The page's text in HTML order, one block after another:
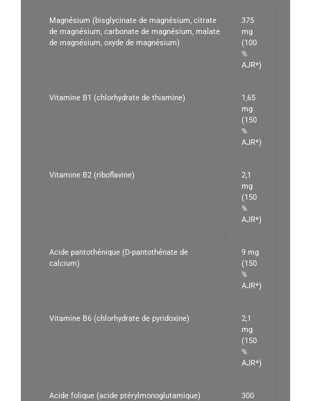
Magnésium (bisglycinate de magnésium, citrate
de magnésium, carbonate de magnésium, malate
de magnésium, oxyde de magnésium)
375
mg
(100
%
AJR*)
Vitamine B1 (chlorhydrate de thiamine)
1,65
mg
(150
%
AJR*)
Vitamine B2 (riboflavine)
2,1
mg
(150
%
AJR*)
Acide pantothénique (D-pantothénate de
calcium)
9 mg
(150
%
AJR*)
Vitamine B6 (chlorhydrate de pyridoxine)
2,1
mg
(150
%
AJR*)
Acide folique (acide ptérylmonoglutamique)
300